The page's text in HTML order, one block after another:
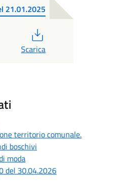
21.01.2025
Scarica
territorio comunale.
boschivi
moda
del 30.04.2026